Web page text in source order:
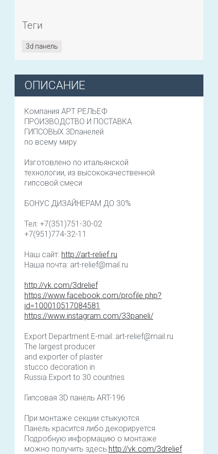
Теги
3d панель
ОПИСАНИЕ
Компания АРТ РЕЛЬЕФ
ПРОИЗВОДСТВО И ПОСТАВКА
ГИПСОВЫХ 3Dпанелей
по всему миру
Изготовлено по итальянской
технологии, из высококачественной
гипсовой смеси
БОНУС ДИЗАЙНЕРАМ ДО 30%
Тел: +7(351)751-30-02
+7(951)774-32-11
Наш сайт: http://art-relief.ru
Наша почта: art-relief@mail.ru
http://vk.com/3drelief
https://www.facebook.com/profile.php?
id=100010517084581
https://www.instagram.com/33paneli/
Export Department E-mail: art-relief@mail.ru
The largest producer
and exporter of plaster
stucco decoration in
Russia Export to 30 countries
Гипсовая 3D панель ART-196
При монтаже секции стыкуются.
Панель красится либо декорируется.
Подробную информацию о монтаже
можно получить здесь:http://vk.com/3drelief